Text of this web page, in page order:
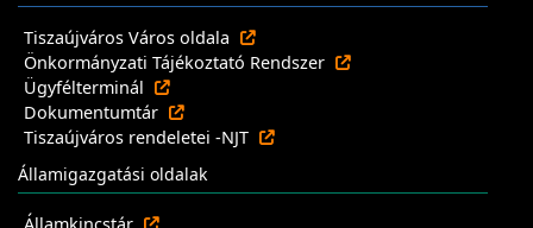
Tiszaújváros Város oldala
Önkormányzati Tájékoztató Rendszer
Ügyfélterminál
Dokumentumtár
Tiszaújváros rendeletei -NJT
Államigazgatási oldalak